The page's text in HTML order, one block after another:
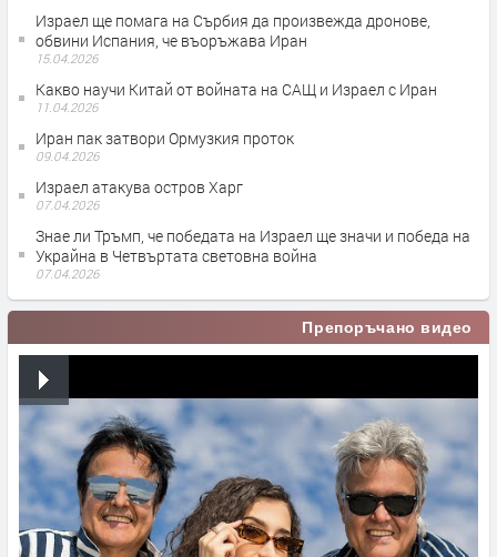
Израел ще помага на Сърбия да произвежда дронове,
обвини Испания, че въоръжава Иран
15.04.2026
Какво научи Китай от войната на САЩ и Израел с Иран
11.04.2026
Иран пак затвори Ормузкия проток
09.04.2026
Израел атакува остров Харг
07.04.2026
Знае ли Тръмп, че победата на Израел ще значи и победа на
Украйна в Четвъртата световна война
07.04.2026
Препоръчано видео